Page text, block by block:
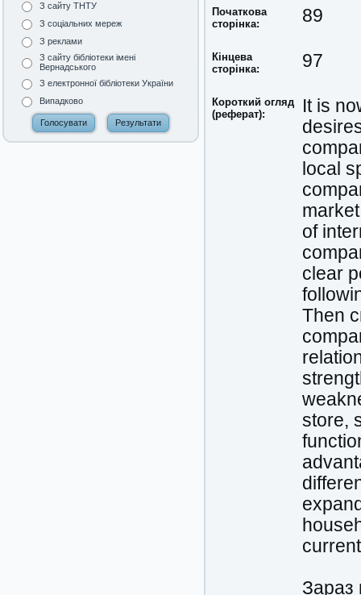
З сайту ТНТУ
З соціальних мереж
З реклами
З сайту бібліотеки імені
Вернадського
З електронної бібліотеки України
Випадково
Початкова
сторінка:
89
Кінцева
сторінка:
97
Короткий огляд
(реферат):
It is
local
of
clear
Then
store,
Зараз